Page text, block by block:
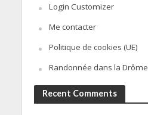
Login Customizer
Me contacter
Politique de cookies (UE)
Randonnée dans la Drôme
Recent Comments